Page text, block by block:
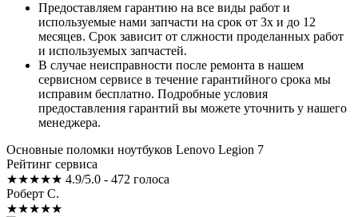
Предоставляем гарантию на все виды работ и
используемые нами запчасти на срок от 3х и до 12
месяцев. Срок зависит от слжности проделанных работ
и используемых запчастей.
В случае неисправности после ремонта в нашем
сервисном сервисе в течение гарантийного срока мы
исправим бесплатно. Подробные условия
предоставления гарантий вы можете уточнить у нашего
менеджера.
Основные поломки ноутбуков Lenovo Legion 7
Рейтинг сервиса
★★★★★ 4.9/5.0 - 472 голоса
Роберт С.
★★★★★